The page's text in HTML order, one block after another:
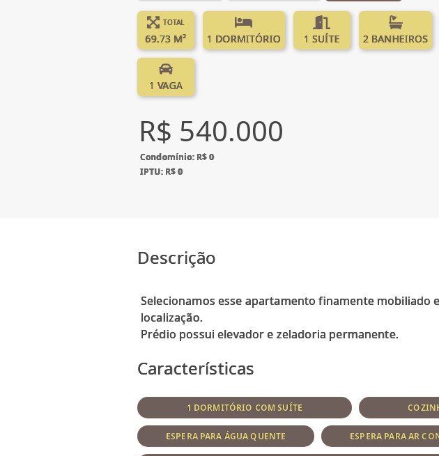
TOTAL
69.73 M² 1 DORMITÓRIO 1 SUÍTE 2 BANHEIROS
1 VAGA
R$ 540.000
Condomínio: R$ 0
IPTU: R$ 0
Descrição
Selecionamos esse apartamento finamente
localização.
Prédio possui elevador e zeladoria permanente.
Características
1 DORMITÓRIO COM SUÍTE
ESPERA PARA ÁGUA QUENTE ESPERA PARA AR